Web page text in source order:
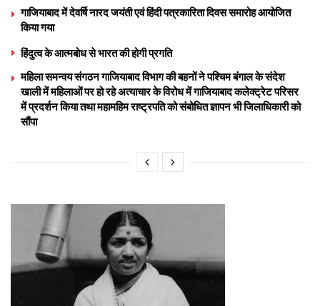
गाजियाबाद में देवर्षि नारद जयंती एवं हिंदी पत्रकारिता दिवस समारोह आयोजित
किया गया
हिंदुत्व के आत्मबोध से भारत की होगी प्रगति
महिला समन्वय संगठन गाजियाबाद विभाग की बहनों ने पश्चिम बंगाल के संदेश
खाली में महिलाओं पर हो रहे अत्याचार के विरोध में गाजियाबाद कलेक्ट्रेट परिसर
में प्रदर्शन किया तथा महामहिम राष्ट्रपति को संबोधित ज्ञापन भी जिलाधिकारी को
सौंपा